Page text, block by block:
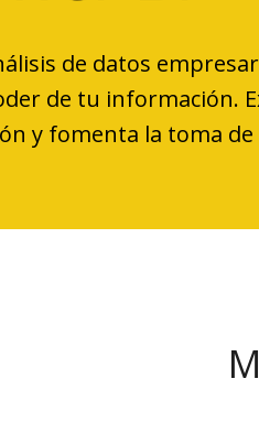
de datos
de tu información.
y fomenta la toma